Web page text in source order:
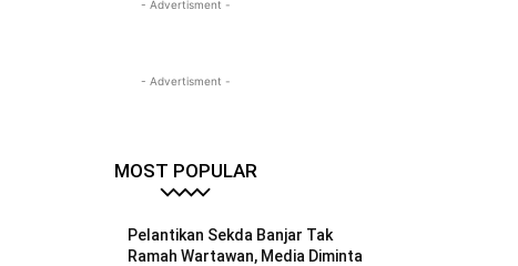
- Advertisment -
- Advertisment -
MOST POPULAR
Pelantikan Sekda Banjar Tak
Ramah Wartawan, Media Diminta